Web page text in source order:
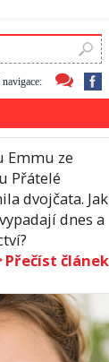
Emmu ze
Přátelé
dvojčata. Jak
dnes a